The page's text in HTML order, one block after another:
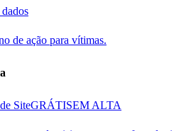
de ação para vítimas.
SiteGRÁTISEM ALTA